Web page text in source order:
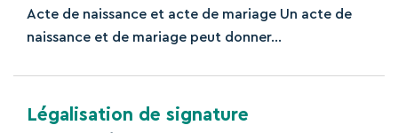
Acte de naissance et acte de mariage Un acte de
naissance et de mariage peut donner...
Légalisation de signature